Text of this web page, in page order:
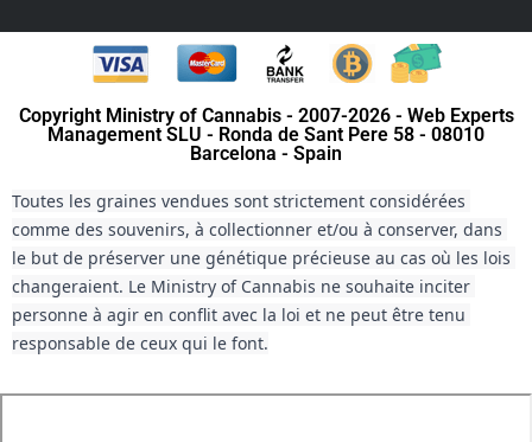
Copyright Ministry of Cannabis - 2007-2026 - Web Experts
Management SLU - Ronda de Sant Pere 58 - 08010
Barcelona - Spain
Toutes les graines vendues sont strictement considérées
comme des souvenirs, à collectionner et/ou à conserver, dans
le but de préserver une génétique précieuse au cas où les lois
changeraient. Le Ministry of Cannabis ne souhaite inciter
personne à agir en conflit avec la loi et ne peut être tenu
responsable de ceux qui le font.